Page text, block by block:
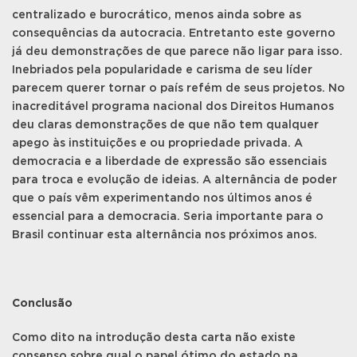
centralizado e burocrático, menos ainda sobre as
consequências da autocracia. Entretanto este governo
já deu demonstrações de que parece não ligar para isso.
Inebriados pela popularidade e carisma de seu líder
parecem querer tornar o país refém de seus projetos. No
inacreditável programa nacional dos Direitos Humanos
deu claras demonstrações de que não tem qualquer
apego às instituições e ou propriedade privada. A
democracia e a liberdade de expressão são essenciais
para troca e evolução de ideias. A alternância de poder
que o país vêm experimentando nos últimos anos é
essencial para a democracia. Seria importante para o
Brasil continuar esta alternância nos próximos anos.
Conclusão
Como dito na introdução desta carta não existe